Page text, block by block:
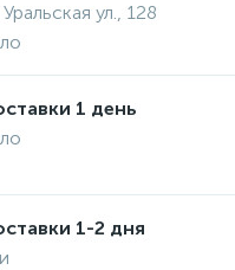
ул., 128
1 день
1-2 дня